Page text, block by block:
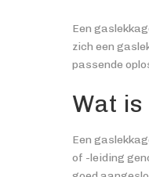
Een
zich een
passende
Wat is
Een
of -leiding